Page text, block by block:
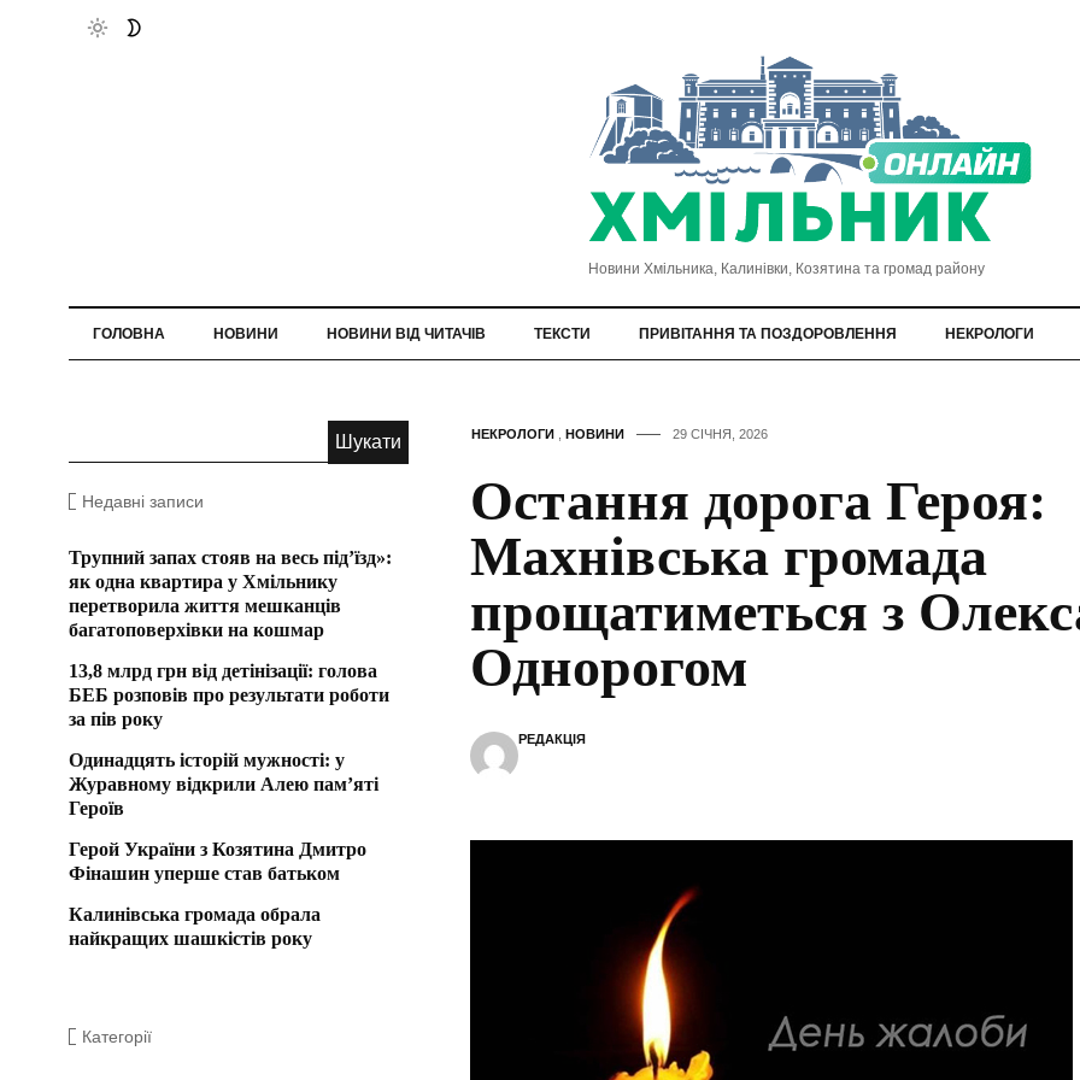
Новини Хмільника, Калинівки, Козятина та громад району
ГОЛОВНА НОВИНИ НОВИНИ ВІД ЧИТАЧІВ ТЕКСТИ ПРИВІТАННЯ ТА ПОЗДОРОВЛЕННЯ НЕКРОЛОГИ
НЕКРОЛОГИ, НОВИНИ 29 СІЧНЯ, 2026
Остання дорога Героя:
Махнівська громада
прощатиметься з
Однорогом
РЕДАКЦІЯ
Недавні записи
Трупний запах стояв на весь під’їзд»:
як одна квартира у Хмільнику
перетворила життя мешканців
багатоповерхівки на кошмар
13,8 млрд грн від детінізації: голова
БЕБ розповів про результати роботи
за пів року
Одинадцять історій мужності: у
Журавному відкрили Алею пам’яті
Героїв
Герой України з Козятина Дмитро
Фінашин уперше став батьком
Калинівська громада обрала
найкращих шашкістів року
Категорії